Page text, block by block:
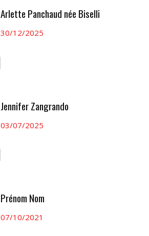
Arlette Panchaud née Biselli
30/12/2025
Jennifer Zangrando
03/07/2025
Prénom Nom
07/10/2021